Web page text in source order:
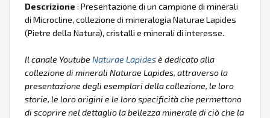
Descrizione : Presentazione di un campione di minerali
di Microcline, collezione di mineralogia Naturae Lapides
(Pietre della Natura), cristalli e minerali di interesse.
Il canale Youtube Naturae Lapidesè dedicato alla
collezione di minerali Naturae Lapides, attraverso la
presentazione degli esemplari della collezione, le loro
storie, le loro origini e le loro specificità che permettono
di scoprire nel dettaglio la bellezza minerale di ciò che la